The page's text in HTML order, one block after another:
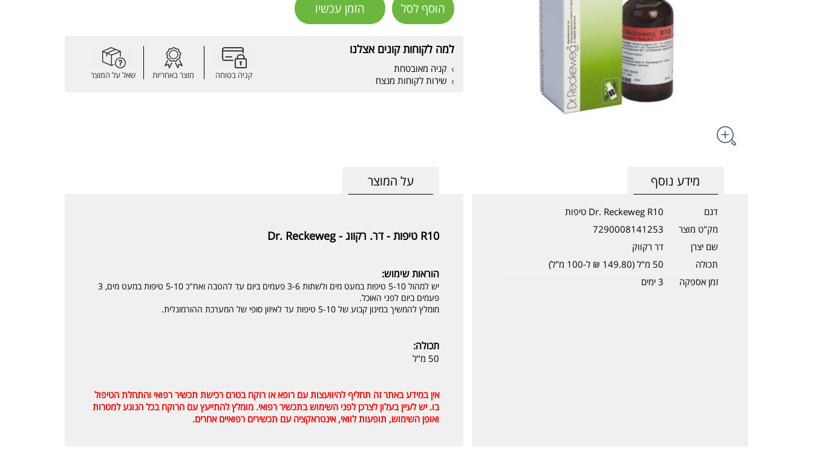
הוסף לסל הזמן עכשיו
למה לקוחות קונים אצלנו
קניה מאובטחת
שירות לקוחות מנצח
קניה בטוחה מוצר באחריות שאל על המוצר
על המוצר
R10 טיפות - דר. רקווג - Dr. Reckeweg
הוראות שימוש:
יש למהול 5-10 טיפות במעט מים ולשתות 3-6 פעמים ביום עד להטבה ואח"כ 5-10 טיפות במעט מים, 3
פעמים ביום לפני האוכל.
מומלץ להמשיך במינון קבוע של 5-10 טיפות עד לאיזון סופי של המערכת ההורמונלית.
תכולה:
50 מ"ל
אין במידע באתר זה תחליף להיוועצות עם רופא או רוקח בטרם רכישת תכשיר רפואי והתחלת הטיפול
בו. יש לעיין בעלון לצרכן לפני השימוש בתכשיר רפואי. מומלץ להתייעץ עם הרוקח בכל הנוגע למטרות
ואופן השימוש, תופעות לוואי, אינטראקציה עם תכשירים רפואיים אחרים.
מידע נוסף
דגם
Dr. Reckeweg R10 טיפות
מק"ט מוצר
7290008141253
שם יצרן
דר רקווק
תכולה
50 מ"ל (149.80 ₪ ל-100 מ"ל)
זמן אספקה
3 ימים